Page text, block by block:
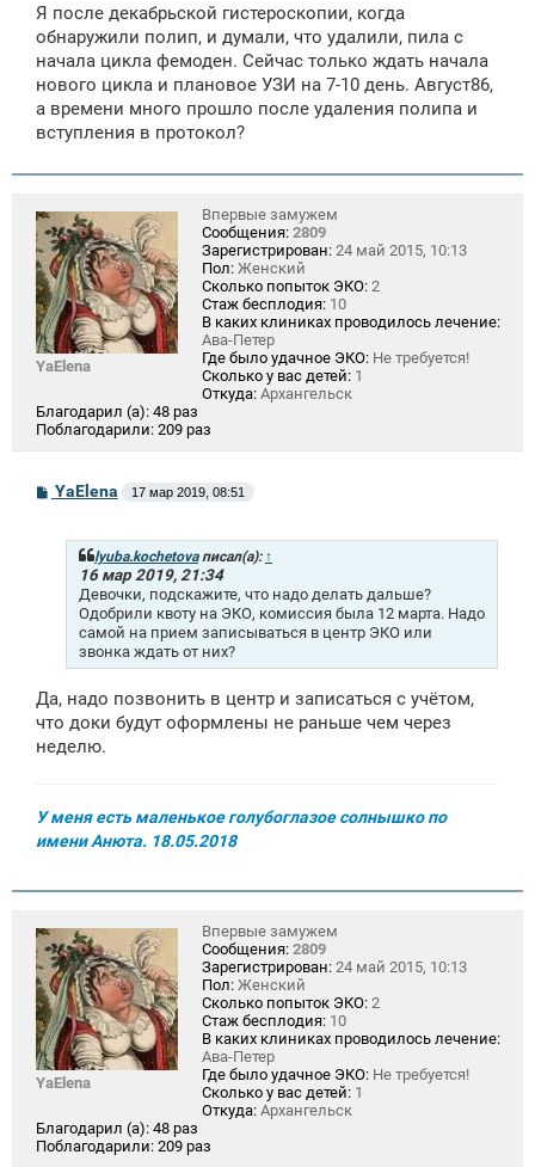
Я после декабрьской гистероскопии, когда
обнаружили полип, и думали, что удалили, пила с
начала цикла фемоден. Сейчас только ждать начала
нового цикла и плановое УЗИ на 7-10 день. Август86,
а времени много прошло после удаления полипа и
вступления в протокол?
YaElena
Впервые замужем
Сообщения: 2809
Зарегистрирован: 24 май 2015, 10:13
Пол: Женский
Сколько попыток ЭКО: 2
Стаж бесплодия: 10
В каких клиниках проводилось лечение:
Ава-Петер
Где было удачное ЭКО: Не требуется!
Сколько у вас детей: 1
Откуда: Архангельск
Благодарил (а): 48 раз
Поблагодарили: 209 раз
С
о
YaElena 17 мар 2019, 08:51
lyuba.kochetovaписал(а): ↑
16 мар 2019, 21:34
Девочки, подскажите, что надо делать дальше?
Одобрили квоту на ЭКО, комиссия была 12 марта. Надо
самой на прием записываться в центр ЭКО или
звонка ждать от них?
Да, надо позвонить в центр и записаться с учётом,
что доки будут оформлены не раньше чем через
неделю.
У меня есть маленькое голубоглазое солнышко по
имени Анюта. 18.05.2018
YaElena
Впервые замужем
Сообщения: 2809
Зарегистрирован: 24 май 2015, 10:13
Пол: Женский
Сколько попыток ЭКО: 2
Стаж бесплодия: 10
В каких клиниках проводилось лечение:
Ава-Петер
Где было удачное ЭКО: Не требуется!
Сколько у вас детей: 1
Откуда: Архангельск
Благодарил (а): 48 раз
Поблагодарили: 209 раз